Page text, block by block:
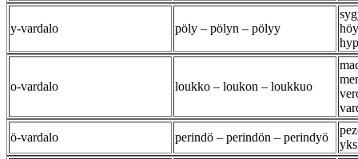
y-vardalo pöly – pölyn – pölyy
o-vardalo loukko – loukon – loukkuo
ö-vardalo perindö – perindön – perindyö